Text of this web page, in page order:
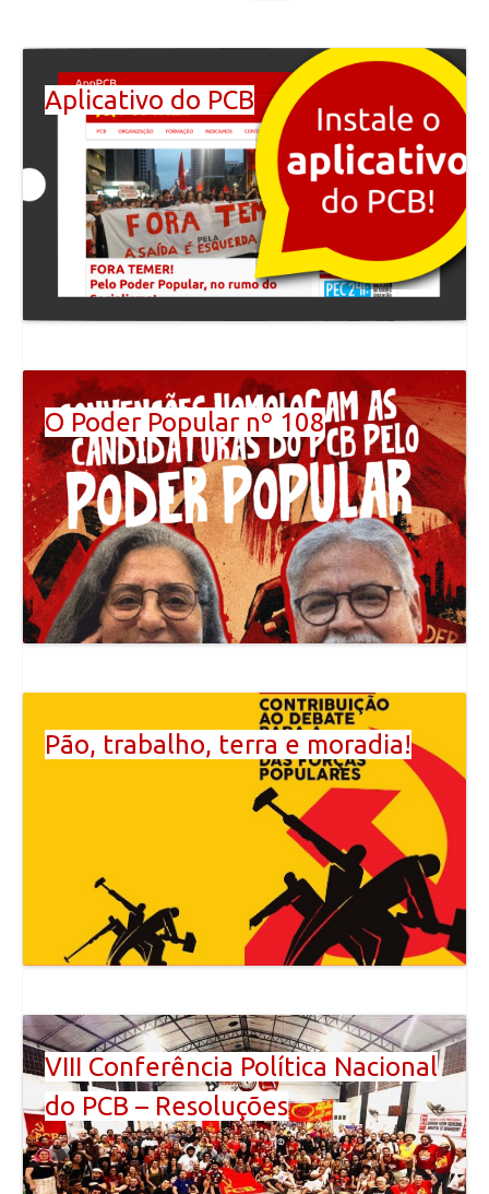
Aplicativo do PCB
O Poder Popular nº 108
Pão, trabalho, terra e moradia!
VIII Conferência Política Nacional
do PCB – Resoluções